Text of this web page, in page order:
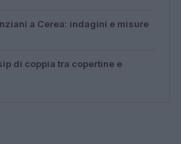
a Cerea: indagini e misure
di coppia tra copertine e